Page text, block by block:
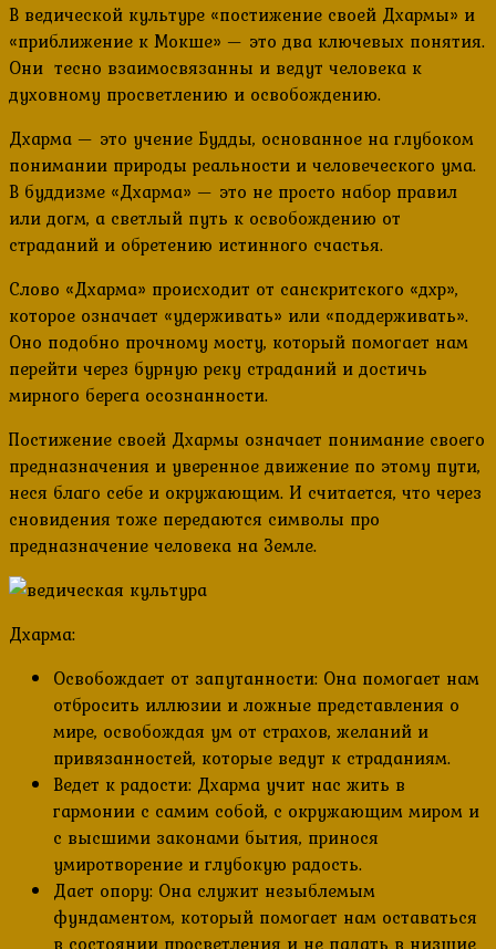
В ведической культуре «постижение своей Дхармы» и
«приближение к Мокше» — это два ключевых понятия.
Они тесно взаимосвязанны и ведут человека к
духовному просветлению и освобождению.
Дхарма — это учение Будды, основанное на глубоком
понимании природы реальности и человеческого ума.
В буддизме «Дхарма» — это не просто набор правил
или догм, а светлый путь к освобождению от
страданий и обретению истинного счастья.
Слово «Дхарма» происходит от санскритского «дхр»,
которое означает «удерживать» или «поддерживать».
Оно подобно прочному мосту, который помогает нам
перейти через бурную реку страданий и достичь
мирного берега осознанности.
Постижение своей Дхармы означает понимание своего
предназначения и уверенное движение по этому пути,
неся благо себе и окружающим. И считается, что через
сновидения тоже передаются символы про
предназначение человека на Земле.
Дхарма:
Освобождает от запутанности: Она помогает нам
отбросить иллюзии и ложные представления о
мире, освобождая ум от страхов, желаний и
привязанностей, которые ведут к страданиям.
Ведет к радости: Дхарма учит нас жить в
гармонии с самим собой, с окружающим миром и
с высшими законами бытия, принося
умиротворение и глубокую радость.
Дает опору: Она служит незыблемым
фундаментом, который помогает нам оставаться